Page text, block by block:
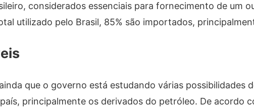
considerados essenciais para fornecimento de um
utilizado pelo Brasil, 85% são importados,
que o governo está estudando várias possibilidades
principalmente os derivados do petróleo. De acordo